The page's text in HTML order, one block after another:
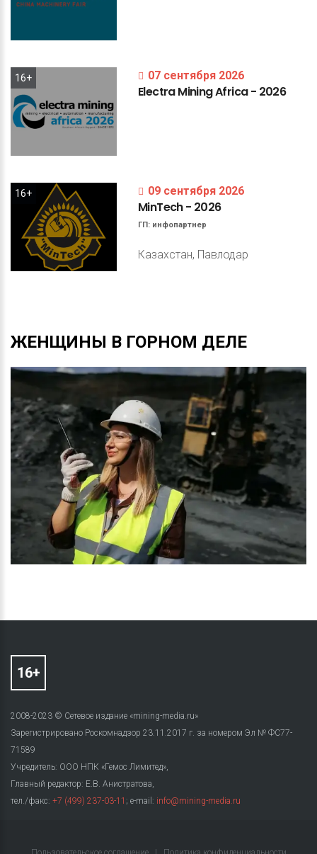
16+ 07 сентября 2026
ElectraMiningAfrica- 2026
16+ 09 сентября 2026
MinTech- 2026
ГП: инфопартнер
Казахстан, Павлодар
ЖЕНЩИНЫ В ГОРНОМ ДЕЛЕ
2008-2023 © Сетевое издание «mining-media.ru»
Зарегистрировано Роскомнадзор 23.11.2017 г. за номером Эл № ФС77-
71589
Учредитель: ООО НПК «Гемос Лимитед»,
Главный редактор: Е.В. Анистратова,
тел./факс: +7 (499) 237-03-11 ; e-mail: info@mining-media.ru